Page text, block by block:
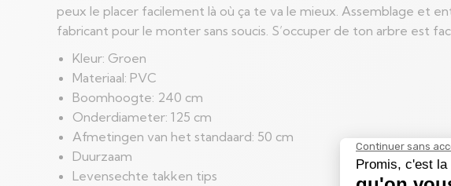
peux le placer facilement là où ça te va le mieux. Assemblage et
fabricant pour le monter sans soucis. S’occuper de ton arbre est
Kleur: Groen
Materiaal: PVC
Boomhoogte: 240 cm
Onderdiameter: 125 cm
Afmetingen van het standaard: 50 cm
Duurzaam
Levensechte takken tips